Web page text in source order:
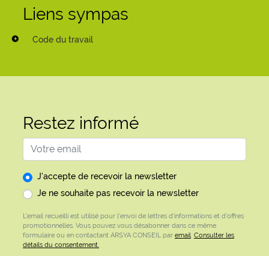
Liens sympas
Code du travail
Restez informé
Adresse email
J'accepte de recevoir la newsletter
Je ne souhaite pas recevoir la newsletter
L'email recueilli est utilisé pour l'envoi de lettres d'informations et d'offres
promotionnelles. Vous pouvez vous désabonner dans ce même
formulaire ou en contactant ARSYA CONSEIL par email Consulter les
détails du consentement.